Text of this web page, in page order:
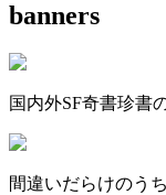
banners
国内外SF奇書珍書
間違いだらけのう